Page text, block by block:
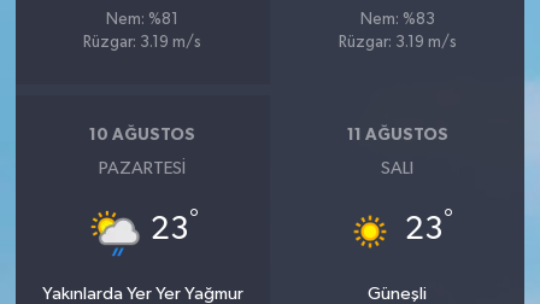
Nem: %81
Rüzgar: 3.19 m/s
Nem: %83
Rüzgar: 3.19 m/s
10 AĞUSTOS
PAZARTESI
23°
Yakınlarda Yer Yer Yağmur
11 AĞUSTOS
SALI
23°
Güneşli